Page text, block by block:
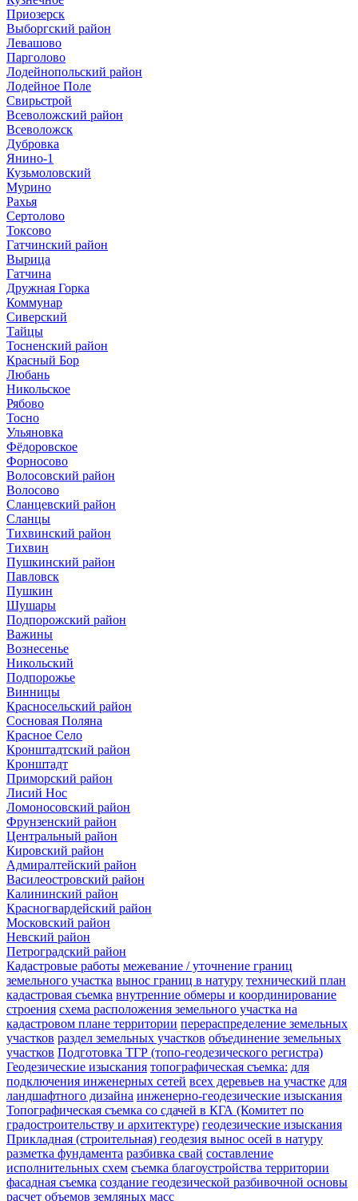
Приозерск
Выборгский район
Левашово
Парголово
Лодейнопольский район
Лодейное Поле
Свирьстрой
Всеволожский район
Всеволожск
Дубровка
Янино-1
Кузьмоловский
Мурино
Рахья
Сертолово
Токсово
Гатчинский район
Вырица
Гатчина
Дружная Горка
Коммунар
Сиверский
Тайцы
Тосненский район
Красный Бор
Любань
Никольское
Рябово
Тосно
Ульяновка
Фёдоровское
Форносово
Волосовский район
Волосово
Сланцевский район
Сланцы
Тихвинский район
Тихвин
Пушкинский район
Павловск
Пушкин
Шушары
Подпорожский район
Важины
Вознесенье
Никольский
Подпорожье
Винницы
Красносельский район
Сосновая Поляна
Красное Село
Кронштадтский район
Кронштадт
Приморский район
Лисий Нос
Ломоносовский район
Фрунзенский район
Центральный район
Кировский район
Адмиралтейский район
Василеостровский район
Калининский район
Красногвардейский район
Московский район
Невский район
Петроградский район
Кадастровые работы межевание / уточнение границ
земельного участка вынос границ в натуру технический план
кадастровая съемка внутренние обмеры и координирование
строения схема расположения земельного участка на
кадастровом плане территории перераспределение земельных
участков раздел земельных участков объединение земельных
участков Подготовка ТГР (топо-геодезического регистра)
Геодезические изыскания топографическая съемка: для
подключения инженерных сетей всех деревьев на участке для
ландшафтного дизайна инженерно-геодезические изыскания
Топографическая съемка со сдачей в КГА (Комитет по
градостроительству и архитектуре) геодезические изыскания
Прикладная (строительная) геодезия вынос осей в натуру
разметка фундамента разбивка свай составление
исполнительных схем съемка благоустройства территории
фасадная съемка создание геодезической разбивочной основы
расчет объемов земляных масс